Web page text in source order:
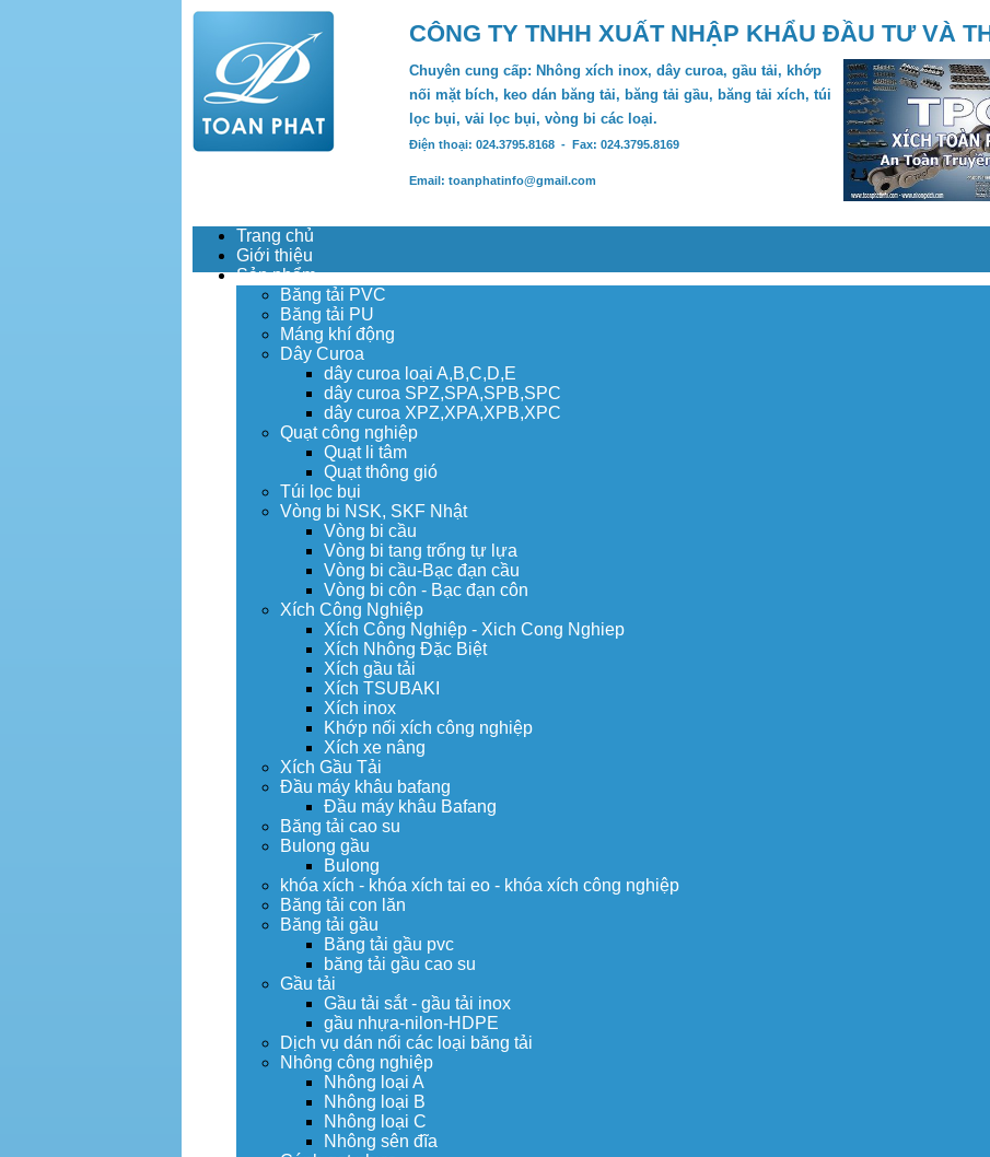
CÔNG TY TNHH XUẤT NHẬP KHẨU ĐẦU TƯ VÀ
Chuyên cung cấp: Nhông xích inox, dây curoa, gầu tải, khớp
nối mặt bích, keo dán băng tải, băng tải gầu, băng tải xích, túi
lọc bụi, vải lọc bụi, vòng bi các loại.
Điện thoại: 024.3795.8168 - Fax: 024.3795.8169
Email: toanphatinfo@gmail.com
Trang chủ
Giới thiệu
Sản phẩm
Băng tải PVC
Băng tải PU
Máng khí động
Dây Curoa
dây curoa loại A,B,C,D,E
dây curoa SPZ,SPA,SPB,SPC
dây curoa XPZ,XPA,XPB,XPC
Quạt công nghiệp
Quạt li tâm
Quạt thông gió
Túi lọc bụi
Vòng bi NSK, SKF Nhật
Vòng bi cầu
Vòng bi tang trống tự lựa
Vòng bi cầu-Bạc đạn cầu
Vòng bi côn - Bạc đạn côn
Xích Công Nghiệp
Xích Công Nghiệp - Xich Cong Nghiep
Xích Nhông Đặc Biệt
Xích gầu tải
Xích TSUBAKI
Xích inox
Khớp nối xích công nghiệp
Xích xe nâng
Xích Gầu Tải
Đầu máy khâu bafang
Đầu máy khâu Bafang
Băng tải cao su
Bulong gầu
Bulong
khóa xích - khóa xích tai eo - khóa xích công nghiệp
Băng tải con lăn
Băng tải gầu
Băng tải gầu pvc
băng tải gầu cao su
Gầu tải
Gầu tải sắt - gầu tải inox
gầu nhựa-nilon-HDPE
Dịch vụ dán nối các loại băng tải
Nhông công nghiệp
Nhông loại A
Nhông loại B
Nhông loại C
Nhông sên đĩa